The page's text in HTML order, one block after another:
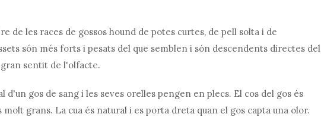
de les races de gossos hound de potes curtes, de pell solta i de
són més forts i pesats del que semblen i són descendents directes del
sentit de l'olfacte.
d'un gos de sang i les seves orelles pengen en plecs. El cos del gos és
grans. La cua és natural i es porta dreta quan el gos capta una olor.